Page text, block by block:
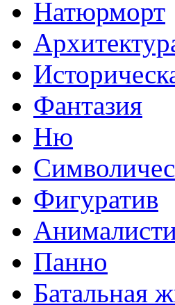
Натюрморт
Фантазия
Ню
Фигуратив
Панно
Батальная